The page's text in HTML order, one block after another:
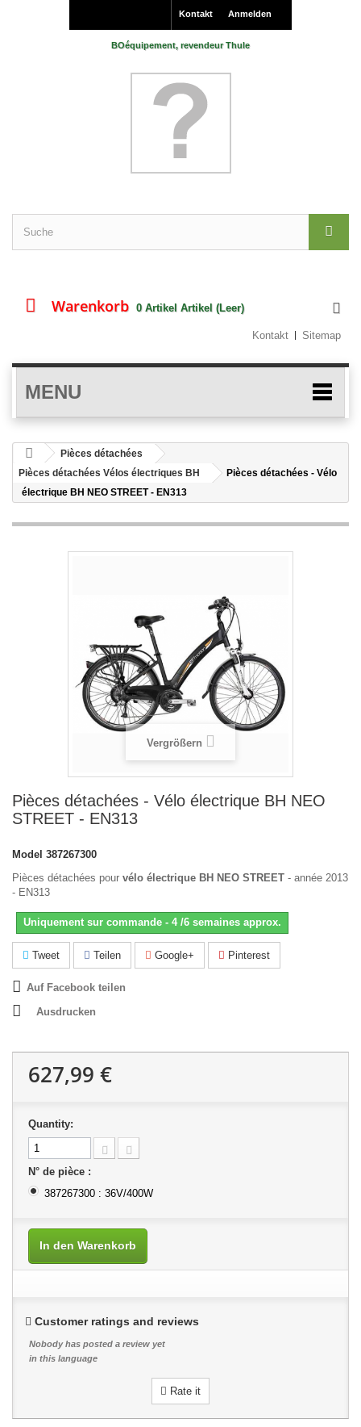
Anmelden
Kontakt
BOéquipement, revendeur Thule
Warenkorb 0 Artikel Artikel (Leer)
Kontakt Sitemap
MENU
Pièces détachées
Pièces détachées Vélos électriques BH
Pièces détachées - Vélo
électrique BH NEO STREET - EN313
Vergrößern
Pièces détachées - Vélo électrique BH NEO
STREET - EN313
Model 387267300
Pièces détachées pour vélo électrique BH NEO STREET - année 2013
- EN313
Uniquement sur commande - 4 /6 semaines approx.
Tweet Teilen Google+ Pinterest
Auf Facebook teilen
Ausdrucken
627,99 €
Quantity:
N° de pièce :
387267300 : 36V/400W
In den Warenkorb
Customer ratings and reviews
Nobody has posted a review yet
in this language
Rate it